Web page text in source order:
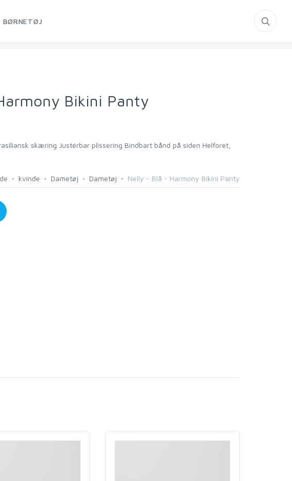
BØRNETØJ
Bikini Panty
skæring Justérbar plissering Bindbart bånd på siden Helforet,
kvinde Dametøj Dametøj Nelly - Blå - Harmony Bikini Panty